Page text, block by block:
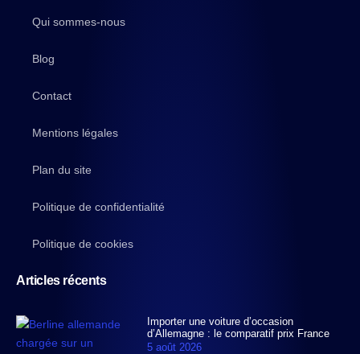
Qui sommes-nous
Blog
Contact
Mentions légales
Plan du site
Politique de confidentialité
Politique de cookies
Articles récents
Importer une voiture d’occasion
d’Allemagne : le comparatif prix France
5 août 2026